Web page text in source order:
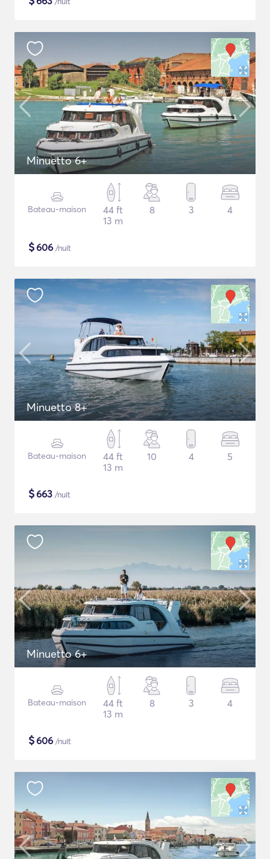
Minuetto 6+
Bateau-maison
44 ft
13 m
8 3 4
$606 /nuit
Minuetto 8+
Bateau-maison
44 ft
13 m
10 4 5
$663 /nuit
Minuetto 6+
Bateau-maison
44 ft
13 m
8 3 4
$606 /nuit